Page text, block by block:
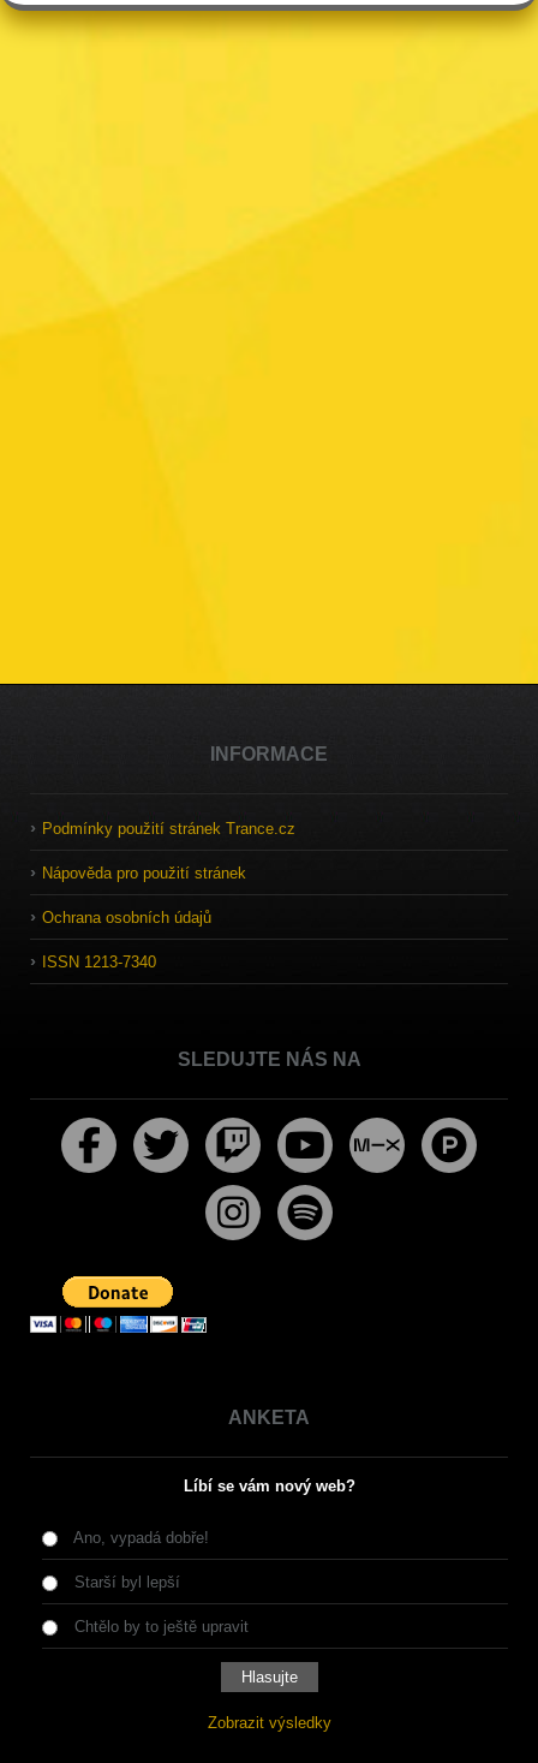
INFORMACE
Podmínky použití stránek Trance.cz
Nápověda pro použití stránek
Ochrana osobních údajů
ISSN 1213-7340
SLEDUJTE NÁS NA
ANKETA
Líbí se vám nový web?
Ano, vypadá dobře!
Starší byl lepší
Chtělo by to ještě upravit
Zobrazit výsledky